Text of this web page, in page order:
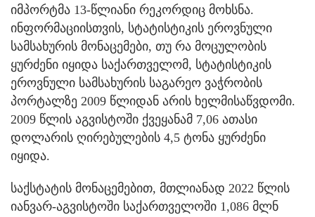
იმპორტმა 13-წლიანი რეკორდიც მოხსნა.
ინფორმაციისთვის, სტატისტიკის ეროვნული
სამსახურის მონაცემები, თუ რა მოცულობის
ყურძენი იყიდა საქართველომ, სტატისტიკის
ეროვნული სამსახურის საგარეო ვაჭრობის
პორტალზე 2009 წლიდან არის ხელმისაწვდომი.
2009 წლის აგვისტოში ქვეყანამ 7,06 ათასი
დოლარის ღირებულების 4,5 ტონა ყურძენი
იყიდა.
საქსტატის მონაცემებით, მთლიანად 2022 წლის
იანვარ-აგვისტოში საქართველოში 1,086 მლნ